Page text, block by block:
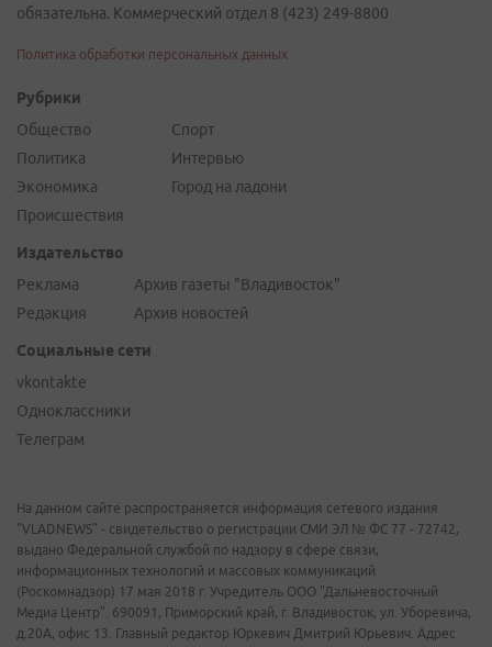
обязательна. Коммерческий отдел 8 (423) 249-8800
Политика обработки персональных данных
Рубрики
Общество
Политика
Экономика
Происшествия
Спорт
Интервью
Город на ладони
Издательство
Реклама
Редакция
Архив газеты "Владивосток"
Архив новостей
Социальные сети
vkontakte
Одноклассники
Телеграм
На данном сайте распространяется информация сетевого издания
"VLADNEWS" - свидетельство о регистрации СМИ ЭЛ № ФС 77 - 72742,
выдано Федеральной службой по надзору в сфере связи,
информационных технологий и массовых коммуникаций
(Роскомнадзор) 17 мая 2018 г. Учредитель ООО "Дальневосточный
Медиа Центр". 690091, Приморский край, г. Владивосток, ул. Уборевича,
д.20А, офис 13. Главный редактор Юркевич Дмитрий Юрьевич. Адрес